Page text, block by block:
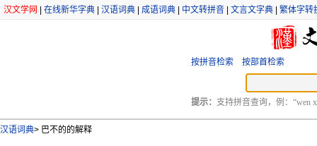
汉文学网 在线新华字典 汉语词典 成语词典 中文转拼音 文言文字典 繁体字转
按拼音检索 按部首检索
提示： 支持拼音查询，例：“wen
汉语词典> 巴不的的解释